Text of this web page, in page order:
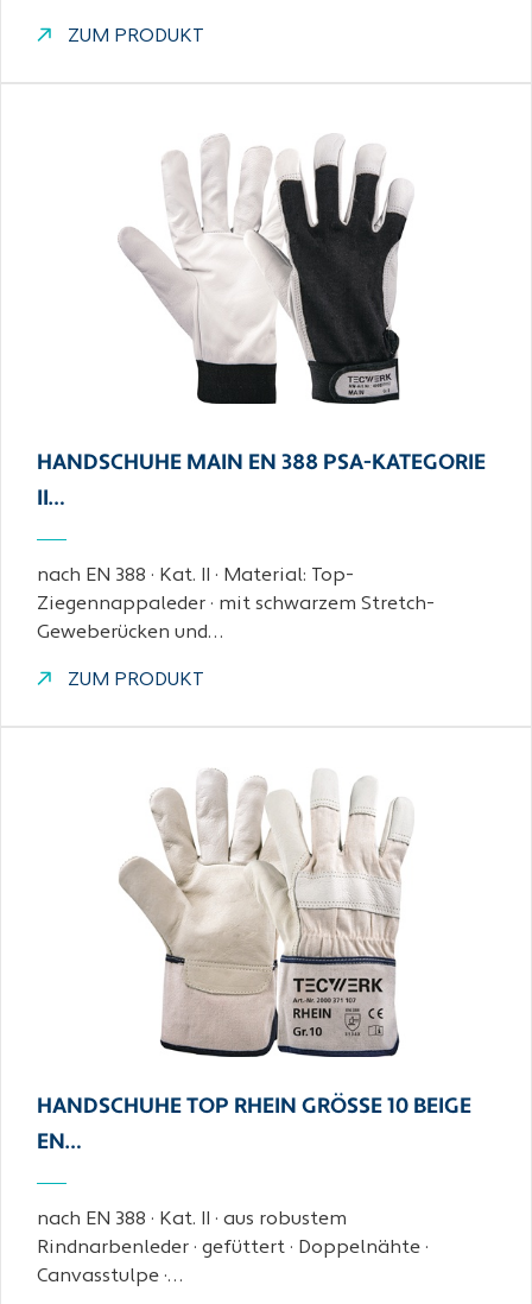
ZUM PRODUKT
HANDSCHUHE MAIN EN 388 PSA-KATEGORIE
II…
nach EN 388 · Kat. II · Material: Top-
Ziegennappaleder · mit schwarzem Stretch-
Geweberücken und…
ZUM PRODUKT
HANDSCHUHE TOP RHEIN GRÖSSE 10 BEIGE E
N…
nach EN 388 · Kat. II · aus robustem
Rindnarbenleder · gefüttert · Doppelnähte ·
Canvasstulpe ·…